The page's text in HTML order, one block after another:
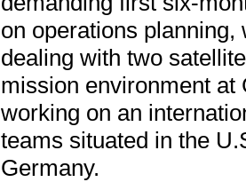
on operations
dealing with two
mission environment at
working on an
teams situated in the
Germany.